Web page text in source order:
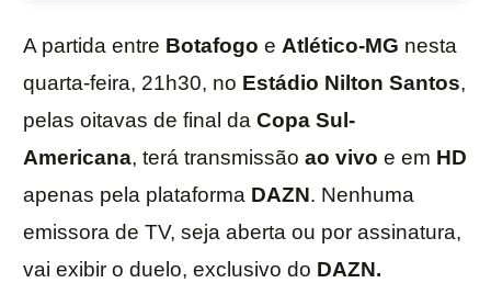
A partida entre Botafogo e Atlético-MG nesta
quarta-feira, 21h30, no Estádio Nilton Santos,
pelas oitavas de final da Copa Sul-
Americana, terá transmissão ao vivo e em HD
apenas pela plataforma DAZN. Nenhuma
emissora de TV, seja aberta ou por assinatura,
vai exibir o duelo, exclusivo do DAZN.